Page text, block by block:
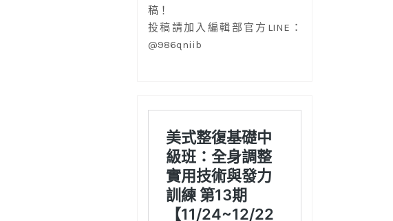
稿！
投稿請加入編輯部官方LINE：
@986qniib